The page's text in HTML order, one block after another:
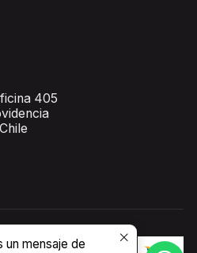
405
un mensaje de